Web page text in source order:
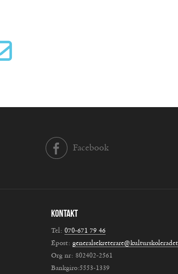
Facebook
Kontakt
Tel: 070-671 79 46
Epost:
Org nr: 802402-2561
Bankgiro:5553-1339